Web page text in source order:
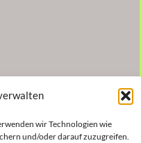
wir Technologien wie
und/oder darauf zuzugreifen.